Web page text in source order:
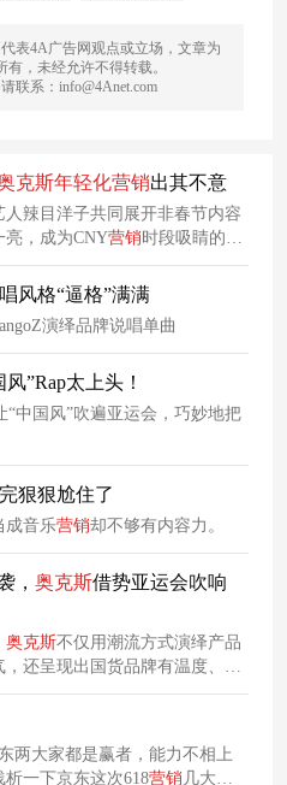
表4A广告网观点或立场，文章为
，未经允许不得转载。
联系：info@4Anet.com
克斯年轻化营销出其不意
辣目洋子共同展开非春节内容
亮，成为CNY营销时段吸睛的特
风格“逼格”满满
演绎品牌说唱单曲
”Rap太上头！
“中国风”吹遍亚运会，巧妙地把
完狠狠尬住了
成音乐营销却不够有内容力。
， 奥克斯借势亚运会吹响
奥克斯不仅用潮流方式演绎产品
还呈现出国货品牌有温度、有
和民族荣誉感的国民认同。
两大家都是赢者，能力不相上
一下京东这次618营销 几大维